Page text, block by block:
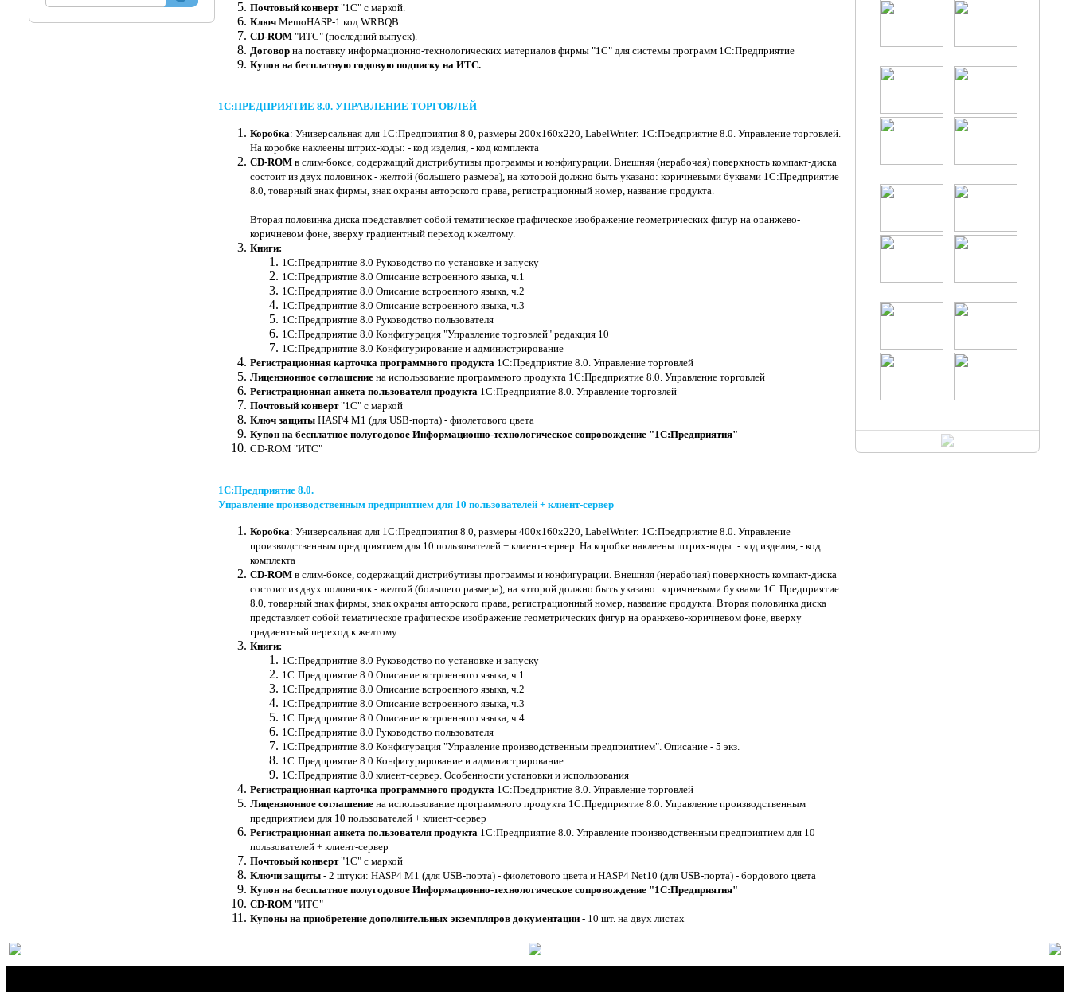
Почтовый конверт"1С" с маркой.
Ключ MemoHASP-1 код WRBQB.
CD-ROM "ИТС" (последний выпуск).
Договор на поставку информационно-технологических материалов фирмы "1С" для системы программ 1С:Предприятие
Купон на бесплатную годовую подписку на ИТС.
1С:ПРЕДПРИЯТИЕ 8.0. УПРАВЛЕНИЕ ТОРГОВЛЕЙ
Коробка: Универсальная для 1С:Предприятия 8.0, размеры 200х160х220, LabelWriter: 1С:Предприятие 8.0. Управление торговлей.
На коробке наклеены штрих-коды: - код изделия, - код комплекта
CD-ROM в слим-боксе, содержащий дистрибутивы программы и конфигурации. Внешняя (нерабочая) поверхность компакт-диска
состоит из двух половинок - желтой (большего размера), на которой должно быть указано: коричневыми буквами 1С:Предприятие
8.0, товарный знак фирмы, знак охраны авторского права, регистрационный номер, название продукта.
Вторая половинка диска представляет собой тематическое графическое изображение геометрических фигур на оранжево-
коричневом фоне, вверху градиентный переход к желтому.
Книги:
1С:Предприятие 8.0 Руководство по установке и запуску
1С:Предприятие 8.0 Описание встроенного языка, ч.1
1С:Предприятие 8.0 Описание встроенного языка, ч.2
1С:Предприятие 8.0 Описание встроенного языка, ч.3
1С:Предприятие 8.0 Руководство пользователя
1С:Предприятие 8.0 Конфигурация "Управление торговлей" редакция 10
1С:Предприятие 8.0 Конфигурирование и администрирование
Регистрационная карточка программного продукта 1С:Предприятие 8.0. Управление торговлей
Лицензионное соглашение на использование программного продукта 1С:Предприятие 8.0. Управление торговлей
Регистрационная анкета пользователя продукта 1С:Предприятие 8.0. Управление торговлей
Почтовый конверт"1С" с маркой
Ключ защиты HASP4 М1 (для USB-порта) - фиолетового цвета
Купон на бесплатное полугодовое Информационно-технологическое сопровождение "1С:Предприятия"
CD-ROM "ИТС"
1С:Предприятие 8.0.
Управление производственным предприятием для 10 пользователей + клиент-сервер
Коробка: Универсальная для 1С:Предприятия 8.0, размеры 400х160х220, LabelWriter: 1С:Предприятие 8.0. Управление
производственным предприятием для 10 пользователей + клиент-сервер. На коробке наклеены штрих-коды: - код изделия, - код
комплекта
CD-ROM в слим-боксе, содержащий дистрибутивы программы и конфигурации. Внешняя (нерабочая) поверхность компакт-диска
состоит из двух половинок - желтой (большего размера), на которой должно быть указано: коричневыми буквами 1С:Предприятие
8.0, товарный знак фирмы, знак охраны авторского права, регистрационный номер, название продукта. Вторая половинка диска
представляет собой тематическое графическое изображение геометрических фигур на оранжево-коричневом фоне, вверху
градиентный переход к желтому.
Книги:
1С:Предприятие 8.0 Руководство по установке и запуску
1С:Предприятие 8.0 Описание встроенного языка, ч.1
1С:Предприятие 8.0 Описание встроенного языка, ч.2
1С:Предприятие 8.0 Описание встроенного языка, ч.3
1С:Предприятие 8.0 Описание встроенного языка, ч.4
1С:Предприятие 8.0 Руководство пользователя
1С:Предприятие 8.0 Конфигурация "Управление производственным предприятием". Описание - 5 экз.
1С:Предприятие 8.0 Конфигурирование и администрирование
1С:Предприятие 8.0 клиент-сервер. Особенности установки и использования
Регистрационная карточка программного продукта 1С:Предприятие 8.0. Управление торговлей
Лицензионное соглашение на использование программного продукта 1С:Предприятие 8.0. Управление производственным
предприятием для 10 пользователей + клиент-сервер
Регистрационная анкета пользователя продукта 1С:Предприятие 8.0. Управление производственным предприятием для 10
пользователей + клиент-сервер
Почтовый конверт"1С" с маркой
Ключи защиты - 2 штуки: HASP4 М1 (для USB-порта) - фиолетового цвета и HASP4 Net10 (для USB-порта) - бордового цвета
Купон на бесплатное полугодовое Информационно-технологическое сопровождение "1С:Предприятия"
CD-ROM "ИТС"
Купоны на приобретение дополнительных экземпляров документации - 10 шт. на двух листах